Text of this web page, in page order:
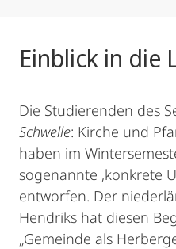
Einblick in die
Die Studierenden des
Schwelle: Kirche und
haben im
sogenannte ‚konkrete
entworfen. Der
Hendriks hat diesen
„Gemeinde als